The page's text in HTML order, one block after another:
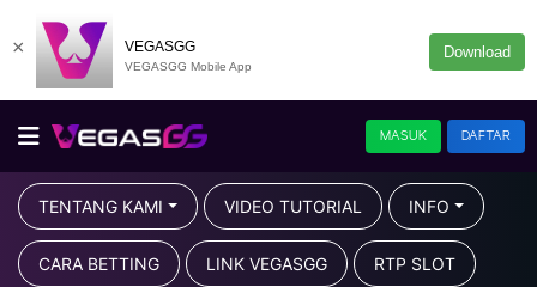
VEGASGG
VEGASGG Mobile App
Download
×
MASUK DAFTAR
TENTANG KAMI VIDEO TUTORIAL INFO
CARA BETTING LINK VEGASGG RTP SLOT